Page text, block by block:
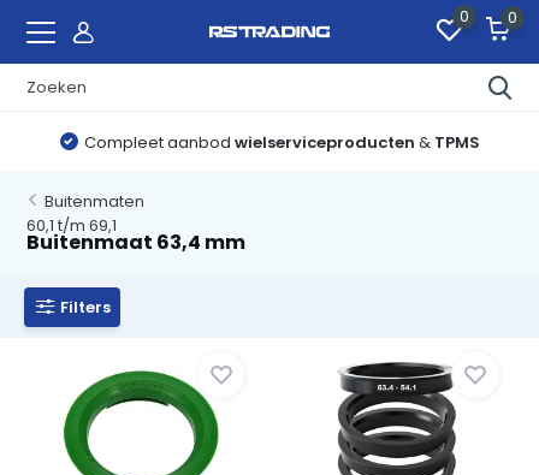
0 0
Compleet aanbod wielserviceproducten & TPMS
Buitenmaten
60,1 t/m 69,1
Buitenmaat 63,4 mm
Filters